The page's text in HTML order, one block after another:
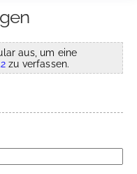
aus, um eine
zu verfassen.